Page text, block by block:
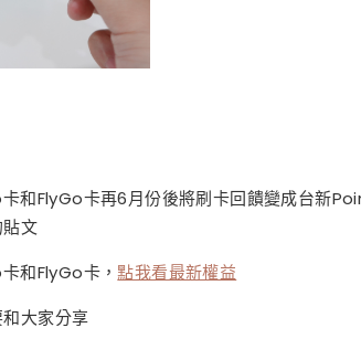
和FlyGo卡再6月份後將刷卡回饋變成台新
文
和FlyGo卡，點我看最新權益
大家分享